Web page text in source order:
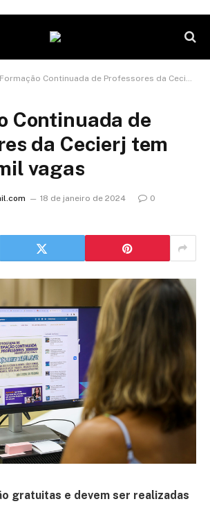
Formação Continuada de Professores da Cecierj tem quase 6 mil vagas
Continuada de
da Cecierj tem
vagas
18 de janeiro de 2024
0
gratuitas e devem ser realizadas